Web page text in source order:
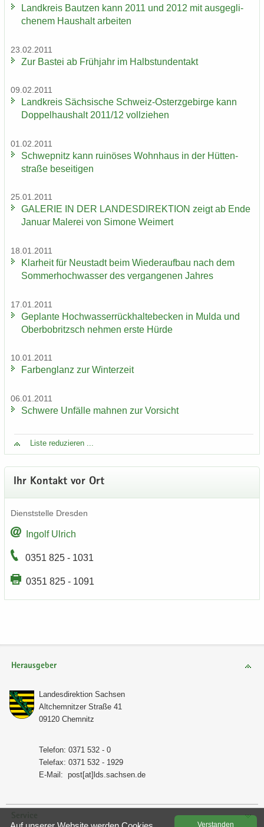
Land­kreis Baut­zen kann 2011 und 2012 mit aus­ge­gli­
che­nem Haus­halt ar­bei­ten
23.02.2011
Zur Bas­tei ab Früh­jahr im Halb­stun­den­takt
09.02.2011
Land­kreis Säch­si­sche Schweiz-​Osterzgebirge kann
Dop­pel­haus­halt 2011/12 voll­zie­hen
01.02.2011
Schwepnitz kann rui­nö­ses Wohn­haus in der Hüt­ten­
stra­ße be­sei­ti­gen
25.01.2011
GA­LE­RIE IN DER LAN­DES­DI­REK­TI­ON zeigt ab Ende
Ja­nu­ar Ma­le­rei von Si­mo­ne Wei­mert
18.01.2011
Klar­heit für Neu­stadt beim Wie­der­auf­bau nach dem
Som­mer­hoch­was­ser des ver­gan­ge­nen Jah­res
17.01.2011
Ge­plan­te Hoch­was­ser­rück­hal­te­be­cken in Mulda und
Ober­bobritzsch neh­men erste Hürde
10.01.2011
Far­ben­glanz zur Win­ter­zeit
06.01.2011
Schwe­re Un­fäl­le mah­nen zur Vor­sicht
Liste re­du­zie­ren ...
Ihr Kon­takt vor Ort
Dienst­stel­le Dres­den
In­golf Ul­rich
0351 825 - 1031
0351 825 - 1091
Herausgeber
Lan­des­di­rek­ti­on Sach­sen
Alt­chem­nit­zer Stra­ße 41
09120 Chem­nitz
Te­le­fon: 0371 532 - 0
Te­le­fax: 0371 532 - 1929
E-​Mail: post[at]lds.sach­sen.de
Ver­stan­den